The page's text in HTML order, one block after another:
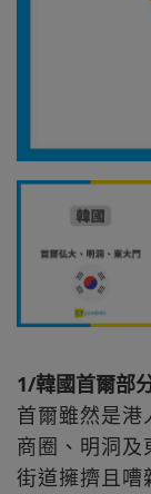
1/韓國首爾部
首爾雖然是港
商圈、明洞及
街道擁擠且嘈